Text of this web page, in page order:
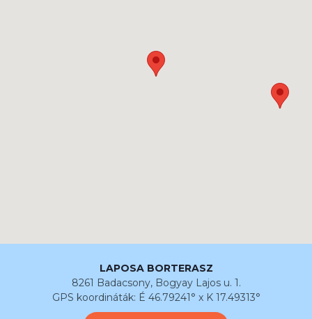
LAPOSA BORTERASZ
8261 Badacsony, Bogyay Lajos u. 1.
GPS koordináták: É 46.79241° x K 17.49313°